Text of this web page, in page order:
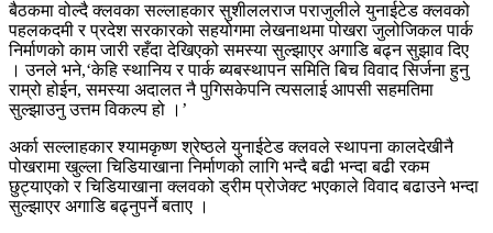
बैठकमा वोल्दै क्लवका सल्लाहकार सुशीललराज पराजुलीले युनाईटेड क्लवको
पहलकदमी र प्रदेश सरकारको सहयोगमा लेखनाथमा पोखरा जुलोजिकल पार्क
निर्माणको काम जारी रहँदा देखिएको समस्या सुल्झाएर अगाडि बढ्न सुझाव दिए
। उनले भने,‘केहि स्थानिय र पार्क ब्यबस्थापन समिति बिच विवाद सिर्जना हुनु
राम्रो होईन, समस्या अदालत नै पुगिसकेपनि त्यसलाई आपसी सहमतिमा
सुल्झाउनु उत्तम विकल्प हो ।’
अर्का सल्लाहकार श्यामकृष्ण श्रेष्ठले युनाईटेड क्लवले स्थापना कालदेखीनै
पोखरामा खुल्ला चिडियाखाना निर्माणको लागि भन्दै बढी भन्दा बढी रकम
छुट्याएको र चिडियाखाना क्लवको ड्रीम प्रोजेक्ट भएकाले विवाद बढाउने भन्दा
सुल्झाएर अगाडि बढ्नुपर्ने बताए ।